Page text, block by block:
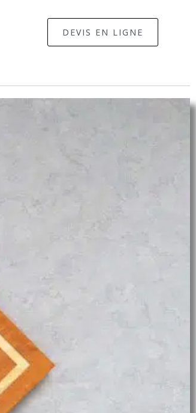
DEVIS EN LIGNE